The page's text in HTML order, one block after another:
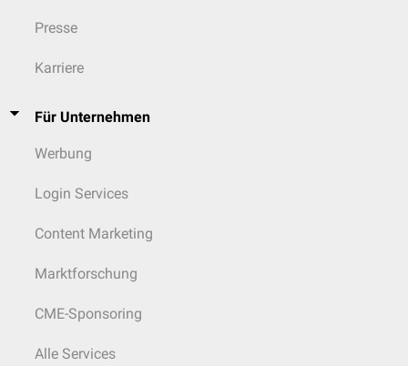
Presse
Karriere
Für Unternehmen
Werbung
Login Services
Content Marketing
Marktforschung
CME-Sponsoring
Alle Services